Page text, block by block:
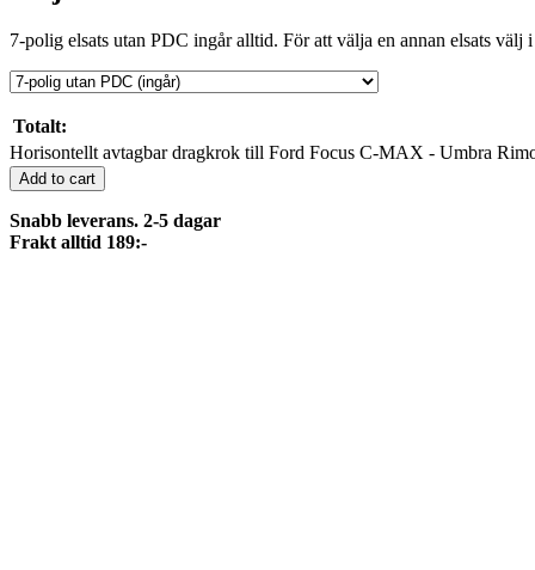
7-polig elsats utan PDC ingår alltid. För att välja en annan elsats välj
Totalt:
Horisontellt avtagbar dragkrok till Ford Focus C-MAX - Umbra
Add to cart
Snabb leverans. 2-5 dagar
Frakt alltid 189:-